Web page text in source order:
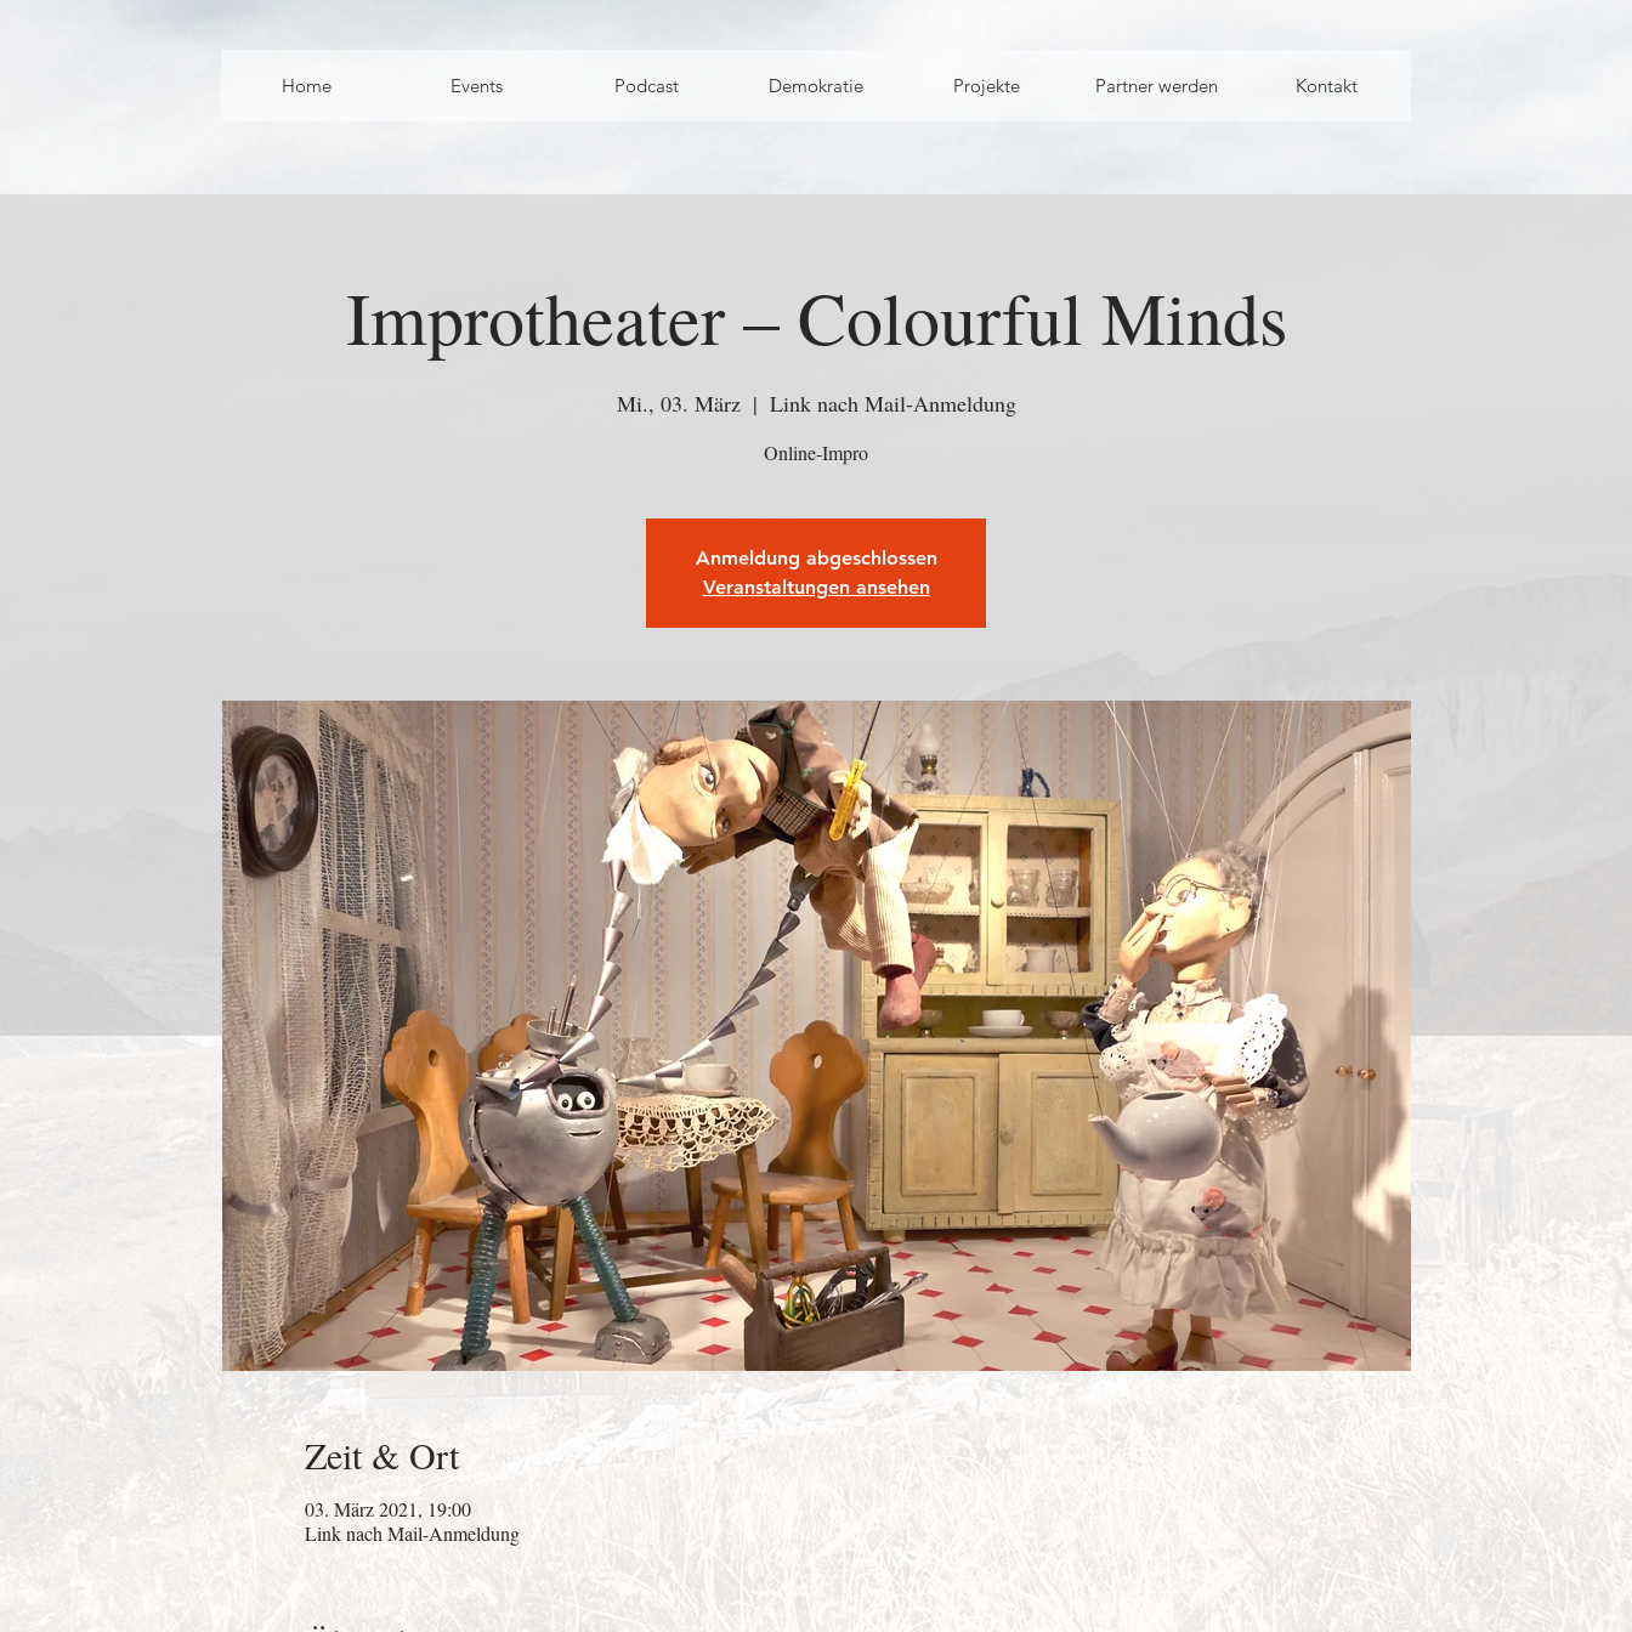
Home Events Podcast Demokratie Projekte Partner werden Kontakt
Improtheater – Colourful Minds
Mi., 03. März
  |
Link nach Mail-Anmeldung
Online-Impro
Anmeldung abgeschlossen
Veranstaltungen ansehen
Zeit & Ort
03. März 2021, 19:00
Link nach Mail-Anmeldung